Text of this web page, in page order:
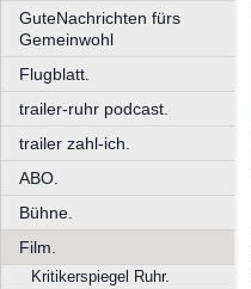
GuteNachrichten fürs
Gemeinwohl
Flugblatt.
trailer-ruhr podcast.
trailer zahl-ich.
ABO.
Bühne.
Film.
Kritikerspiegel Ruhr.